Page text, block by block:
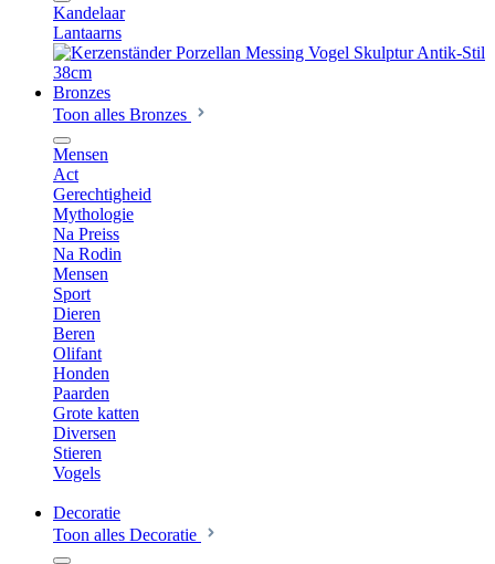
Kandelaar
Lantaarns
Bronzes
Toon alles Bronzes
Mensen
Act
Gerechtigheid
Mythologie
Na Preiss
Na Rodin
Mensen
Sport
Dieren
Beren
Olifant
Honden
Paarden
Grote katten
Diversen
Stieren
Vogels
Decoratie
Toon alles Decoratie